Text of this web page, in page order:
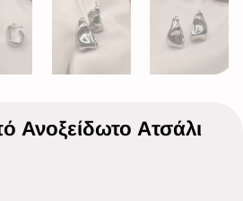
Ανοξείδωτο Ατσάλι